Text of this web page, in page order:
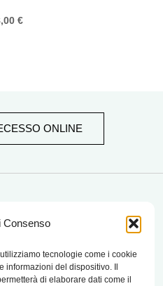
Consenso
tecnologie come i cookie
del dispositivo. Il
di elaborare dati come il
€
ONLINE
bistrot